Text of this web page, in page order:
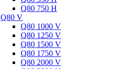
Q80 750 H
Q80 V
Q80 1000 V
Q80 1250 V
Q80 1500 V
Q80 1750 V
Q80 2000 V